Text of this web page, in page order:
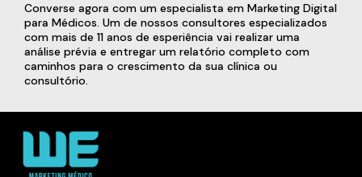
Converse agora com um especialista em Marketing Digital
para Médicos. Um de nossos consultores especializados
com mais de 11 anos de esperiência vai realizar uma
análise prévia e entregar um relatório completo com
caminhos para o crescimento da sua clínica ou
consultório.